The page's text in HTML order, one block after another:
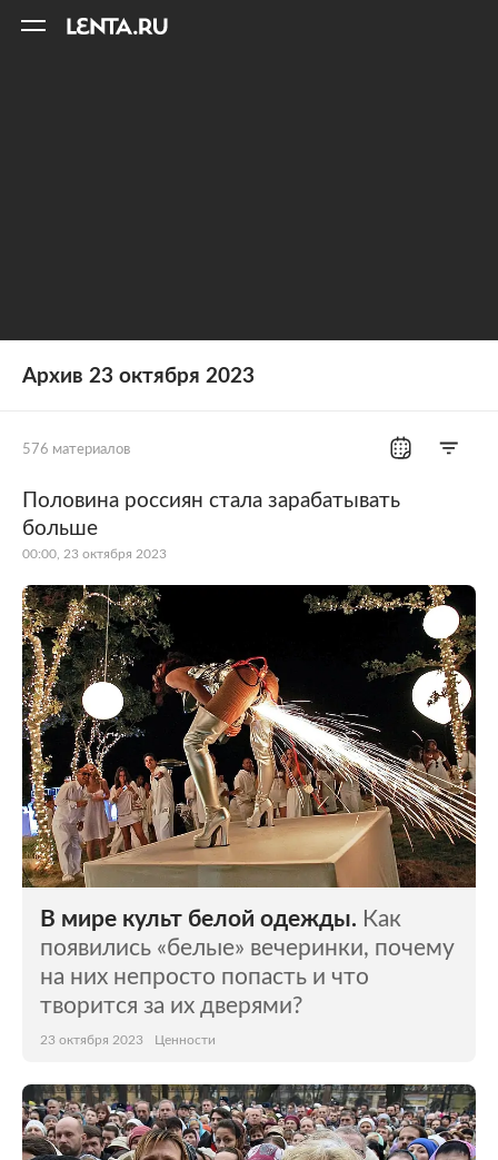
Архив 23 октября 2023
576 материалов
Все рубрики Россия
Мир
Экономика Силовые структуры
Наука и техника
Культура Интернет и СМИ
Ценности Путешествия
Из жизни Среда обитания
Забота о себе Авто
Половина россиян стала зарабатывать
больше
00:00, 23 октября 2023
В мире культ белой одежды. Как
появились «белые» вечеринки, почему
на них непросто попасть и что
творится за их дверями?
23 октября 2023 Ценности